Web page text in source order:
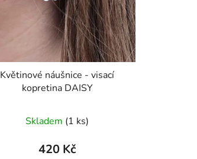
Květinové náušnice - visací
kopretina DAISY
Skladem (1 ks)
420 Kč